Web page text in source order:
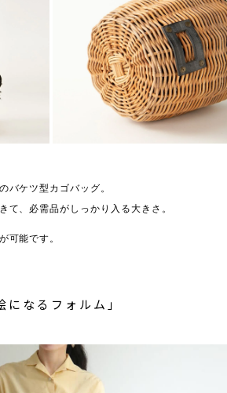
バケツ型カゴバッグ。
て、必需品がしっかり入る大きさ。
可能です。
になるフォルム」